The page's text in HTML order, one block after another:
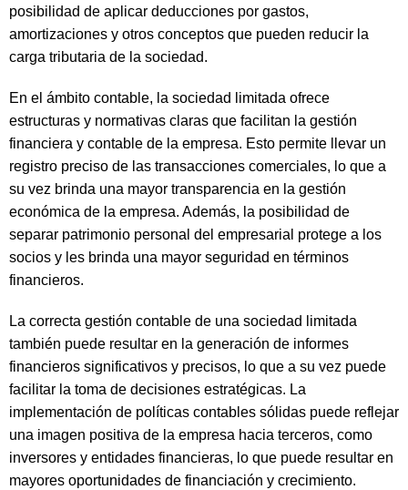
posibilidad de aplicar deducciones por gastos,
amortizaciones y otros conceptos que pueden reducir la
carga tributaria de la sociedad.
En el ámbito contable, la sociedad limitada ofrece
estructuras y normativas claras que facilitan la gestión
financiera y contable de la empresa. Esto permite llevar un
registro preciso de las transacciones comerciales, lo que a
su vez brinda una mayor transparencia en la gestión
económica de la empresa. Además, la posibilidad de
separar patrimonio personal del empresarial protege a los
socios y les brinda una mayor seguridad en términos
financieros.
La correcta gestión contable de una sociedad limitada
también puede resultar en la generación de informes
financieros significativos y precisos, lo que a su vez puede
facilitar la toma de decisiones estratégicas. La
implementación de políticas contables sólidas puede reflejar
una imagen positiva de la empresa hacia terceros, como
inversores y entidades financieras, lo que puede resultar en
mayores oportunidades de financiación y crecimiento.